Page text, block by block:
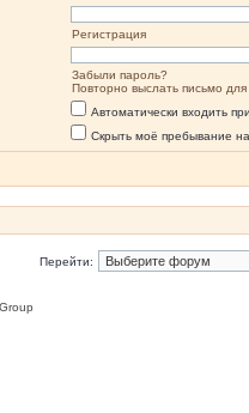
Регистрация
Забыли пароль?
Повторно выслать письмо
Автоматически входить
Скрыть моё пребывание
Перейти: